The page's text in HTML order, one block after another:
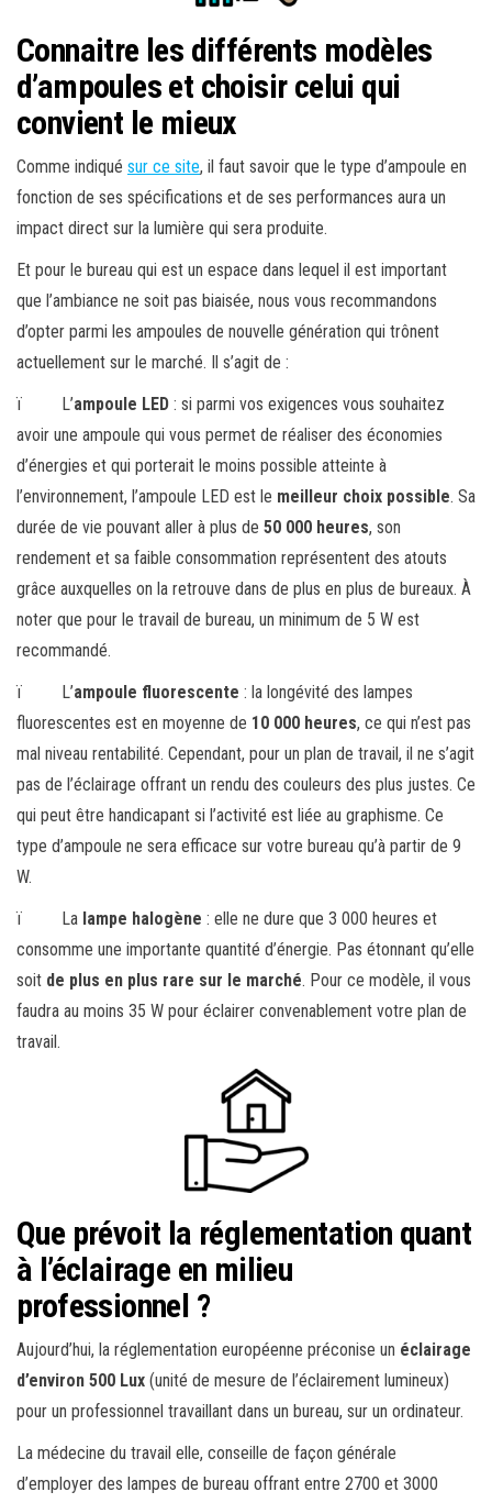
Connaitre les différents modèles
d’ampoules et choisir celui qui
convient le mieux
Comme indiqué sur ce site, il faut savoir que le type d’ampoule en
fonction de ses spécifications et de ses performances aura un
impact direct sur la lumière qui sera produite.
Et pour le bureau qui est un espace dans lequel il est important
que l’ambiance ne soit pas biaisée, nous vous recommandons
d’opter parmi les ampoules de nouvelle génération qui trônent
actuellement sur le marché. Il s’agit de :
ï L’ampoule LED : si parmi vos exigences vous souhaitez
avoir une ampoule qui vous permet de réaliser des économies
d’énergies et qui porterait le moins possible atteinte à
l’environnement, l’ampoule LED est le meilleur choix possible. Sa
durée de vie pouvant aller à plus de 50 000 heures, son
rendement et sa faible consommation représentent des atouts
grâce auxquelles on la retrouve dans de plus en plus de bureaux. À
noter que pour le travail de bureau, un minimum de 5 W est
recommandé.
ï L’ampoule fluorescente : la longévité des lampes
fluorescentes est en moyenne de 10 000 heures, ce qui n’est pas
mal niveau rentabilité. Cependant, pour un plan de travail, il ne s’agit
pas de l’éclairage offrant un rendu des couleurs des plus justes. Ce
qui peut être handicapant si l’activité est liée au graphisme. Ce
type d’ampoule ne sera efficace sur votre bureau qu’à partir de 9
W.
ï La lampe halogène : elle ne dure que 3 000 heures et
consomme une importante quantité d’énergie. Pas étonnant qu’elle
soit de plus en plus rare sur le marché. Pour ce modèle, il vous
faudra au moins 35 W pour éclairer convenablement votre plan de
travail.
Que prévoit la réglementation quant
à l’éclairage en milieu
professionnel ?
Aujourd’hui, la réglementation européenne préconise un éclairage
d’environ 500 Lux (unité de mesure de l’éclairement lumineux)
pour un professionnel travaillant dans un bureau, sur un ordinateur.
La médecine du travail elle, conseille de façon générale
d’employer des lampes de bureau offrant entre 2700 et 3000